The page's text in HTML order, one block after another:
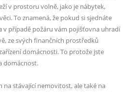
v prostoru volně, jako je nábytek,
To znamená, že pokud si sjednáte
v případě požáru vám pojišťovna uhradí
ze svých finančních prostředků
domácnosti. To protože jste
domácnost.
na stávající nemovitost, ale také na